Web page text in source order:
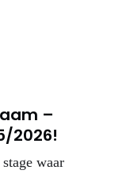
–
2026!
waar